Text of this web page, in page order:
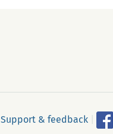
Support & feedback